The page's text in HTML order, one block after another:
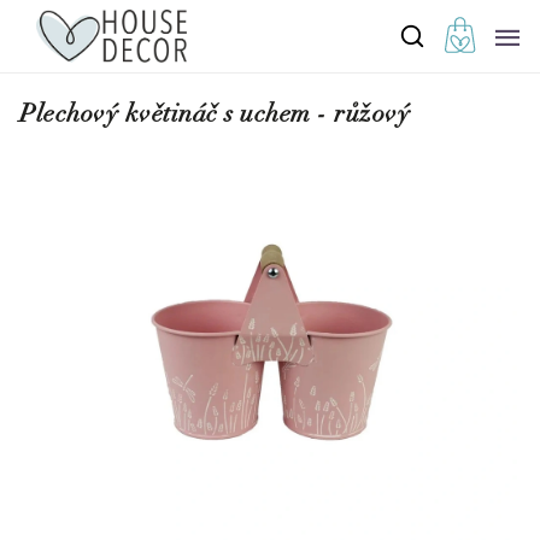
Plechový květináč s uchem - růžový